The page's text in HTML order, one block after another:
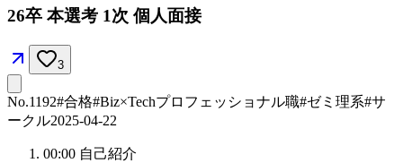
26卒 本選考 1次 個人面接
3
No.1192#合格#Biz×Techプロフェッショナル職#ゼミ理系#サ
ークル2025-04-22
00:00 自己紹介